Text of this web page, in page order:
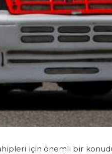
için önemli bir